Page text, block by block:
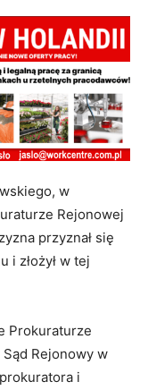
w
Rejonowej
przyznał się
i złożył w tej
Prokuraturze
Rejonowy w
i